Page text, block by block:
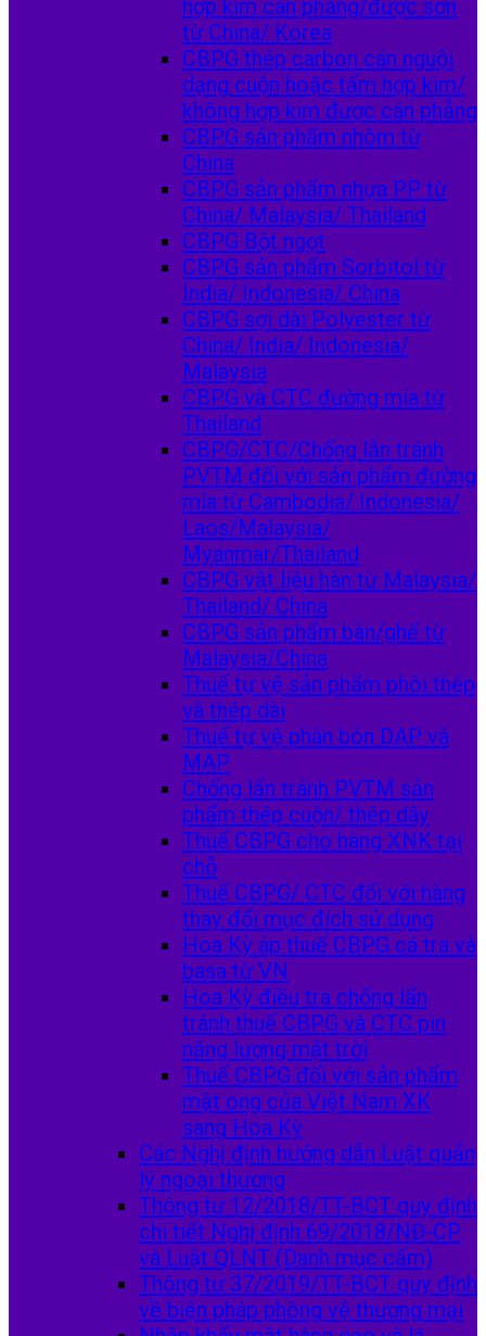
hợp kim cán phẳng/được sơn
từ China/ Korea
CBPG thép carbon cán nguội
dạng cuộn hoặc tấm hợp kim/
không hợp kim được cán phẳng
CBPG sản phẩm nhôm từ
China
CBPG sản phẩm nhựa PP từ
China/ Malaysia/ Thailand
CBPG Bột ngọt
CBPG sản phẩm Sorbitol từ
India/ Indonesia/ China
CBPG sợi dài Polyester từ
China/ India/ Indonesia/
Malaysia
CBPG và CTC đường mía từ
Thailand
CBPG/CTC/Chống lẫn tránh
PVTM đối với sản phẩm đường
mía từ Cambodia/ Indonesia/
Laos/Malaysia/
Myanmar/Thailand
CBPG vật liệu hàn từ Malaysia/
Thailand/ China
CBPG sản phẩm bàn/ghế từ
Malaysia/China
Thuế tự vệ sản phẩm phôi thép
và thép dài
Thuế tự vệ phân bón DAP và
MAP
Chống lẩn tránh PVTM sản
phẩm thép cuộn/ thép dây
Thuế CBPG cho hàng XNK tại
chỗ
Thuế CBPG/ CTC đối với hàng
thay đổi mục đích sử dụng
Hoa Kỳ áp thuế CBPG cá tra và
basa từ VN
Hoa Kỳ điều tra chống lẩn
tránh thuế CBPG và CTC pin
năng lượng mặt trời
Thuế CBPG đối với sản phẩm
mật ong của Việt Nam XK
sang Hoa Kỳ
Các Nghị định hướng dẫn Luật quản
lý ngoại thương
Thông tư 12/2018/TT-BCT quy định
chi tiết Nghị định 69/2018/NĐ-CP
và Luật QLNT (Danh mục cấm)
Thông tư 37/2019/TT-BCT quy định
về biện pháp phòng vệ thương mại